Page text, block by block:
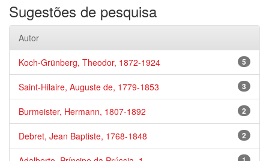
Sugestões de pesquisa
Autor
5
Koch-Grünberg, Theodor, 1872-1924
3
Saint-Hilaire, Auguste de, 1779-1853
2
Burmeister, Hermann, 1807-1892
2
Debret, Jean Baptiste, 1768-1848